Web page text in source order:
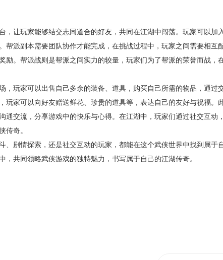
让玩家能够结交志同道合的好友，共同在江湖中闯荡。玩家可以加
派副本需要团队协作才能完成，在挑战过程中，玩家之间需要相互
。帮派战则是帮派之间实力的较量，玩家们为了帮派的荣誉而战，
玩家可以出售自己多余的装备、道具，购买自己所需的物品，通过
家可以向好友赠送鲜花、珍贵的道具等，表达自己的友好与祝福。
交流，分享游戏中的快乐与心得。在江湖中，玩家们通过社交互动
传奇。
剧情探索，还是社交互动的玩家，都能在这个武侠世界中找到属于
共同领略武侠游戏的独特魅力，书写属于自己的江湖传奇。